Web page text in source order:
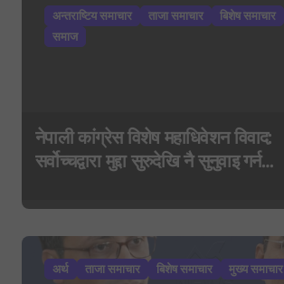
अन्तराष्टिय समाचार ताजा समाचार बिशेष समाचार
समाज
नेपाली कांग्रेस विशेष महाधिवेशन विवाद:
सर्वोच्चद्वारा मुद्दा सुरुदेखि नै सुनुवाइ गर्न
अर्थ ताजा समाचार बिशेष समाचार मुख्य समाचार